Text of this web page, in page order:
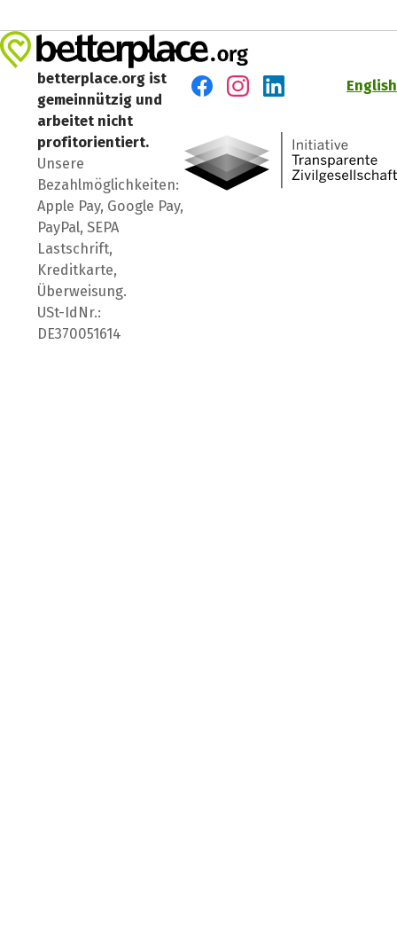
betterplace.org ist
gemeinnützig und
arbeitet nicht
profitorientiert.
Unsere
Bezahlmöglichkeiten:
Apple Pay, Google Pay,
PayPal, SEPA
Lastschrift,
Kreditkarte,
Überweisung.
USt-IdNr.:
DE370051614
English